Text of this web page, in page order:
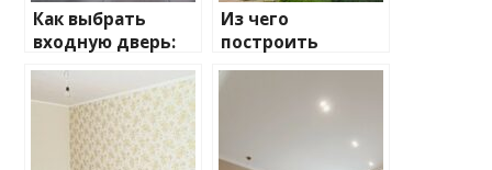
Как выбрать
входную дверь:
ключевые
моменты, на
которые стоит
обратить
внимание
Из чего
построить
дачный дом: